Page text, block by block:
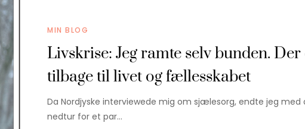
MIN BLOG
Livskrise: Jeg ramte selv bunden.
tilbage til livet og fællesskabet
Da Nordjyske interviewede mig om sjælesorg, endte jeg
nedtur for et par…